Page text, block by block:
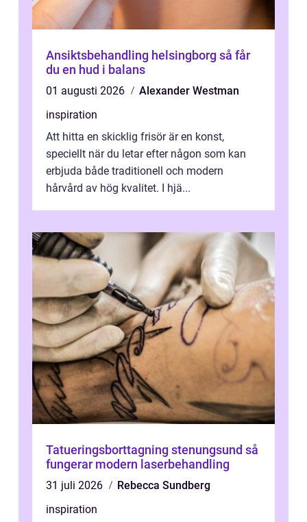
Ansiktsbehandling helsingborg så får
du en hud i balans
01 augusti 2026
Alexander Westman
inspiration
Att hitta en skicklig frisör är en konst,
speciellt när du letar efter någon som kan
erbjuda både traditionell och modern
hårvård av hög kvalitet. I hjä...
Tatueringsborttagning stenungsund så
fungerar modern laserbehandling
31 juli 2026
Rebecca Sundberg
inspiration